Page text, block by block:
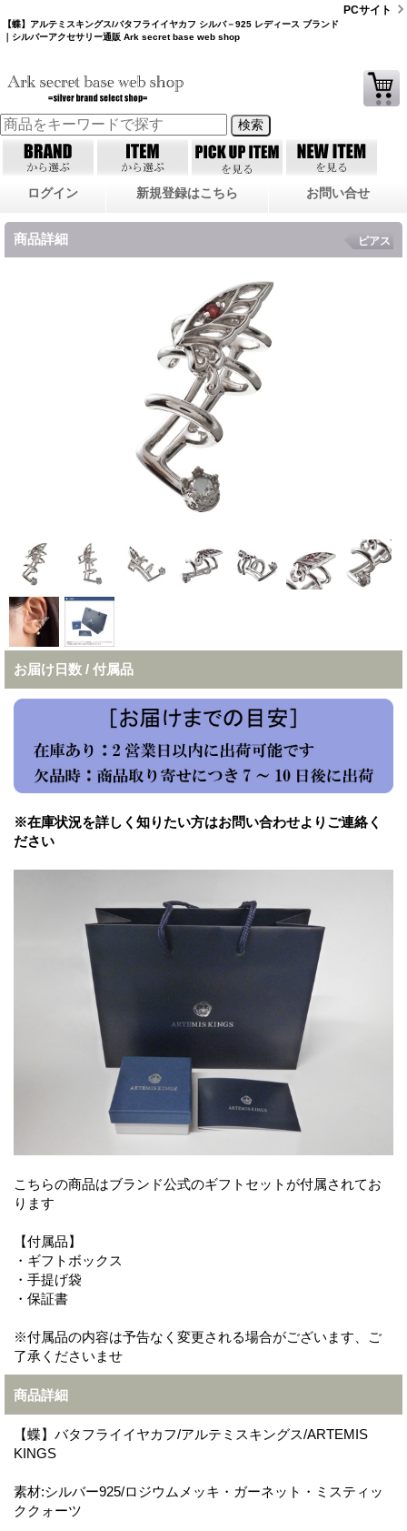
【蝶】アルテミスキングス/バタフライイヤカフ シルバ－925 レディース ブランド
｜シルバーアクセサリー通販 Ark secret base web shop
PCサイト
ログイン 新規登録はこちら お問い合せ
商品詳細 ピアス
お届け日数 / 付属品
※在庫状況を詳しく知りたい方はお問い合わせよりご連絡く
ださい
こちらの商品はブランド公式のギフトセットが付属されてお
ります
【付属品】
・ギフトボックス
・手提げ袋
・保証書
※付属品の内容は予告なく変更される場合がございます、ご
了承くださいませ
商品詳細
【蝶】バタフライイヤカフ/アルテミスキングス/ARTEMIS
KINGS
素材:シルバー925/ロジウムメッキ・ガーネット・ミスティッ
ククォーツ